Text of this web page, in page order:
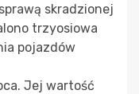
skradzionej
trzyosiowa
pojazdów
Jej wartość